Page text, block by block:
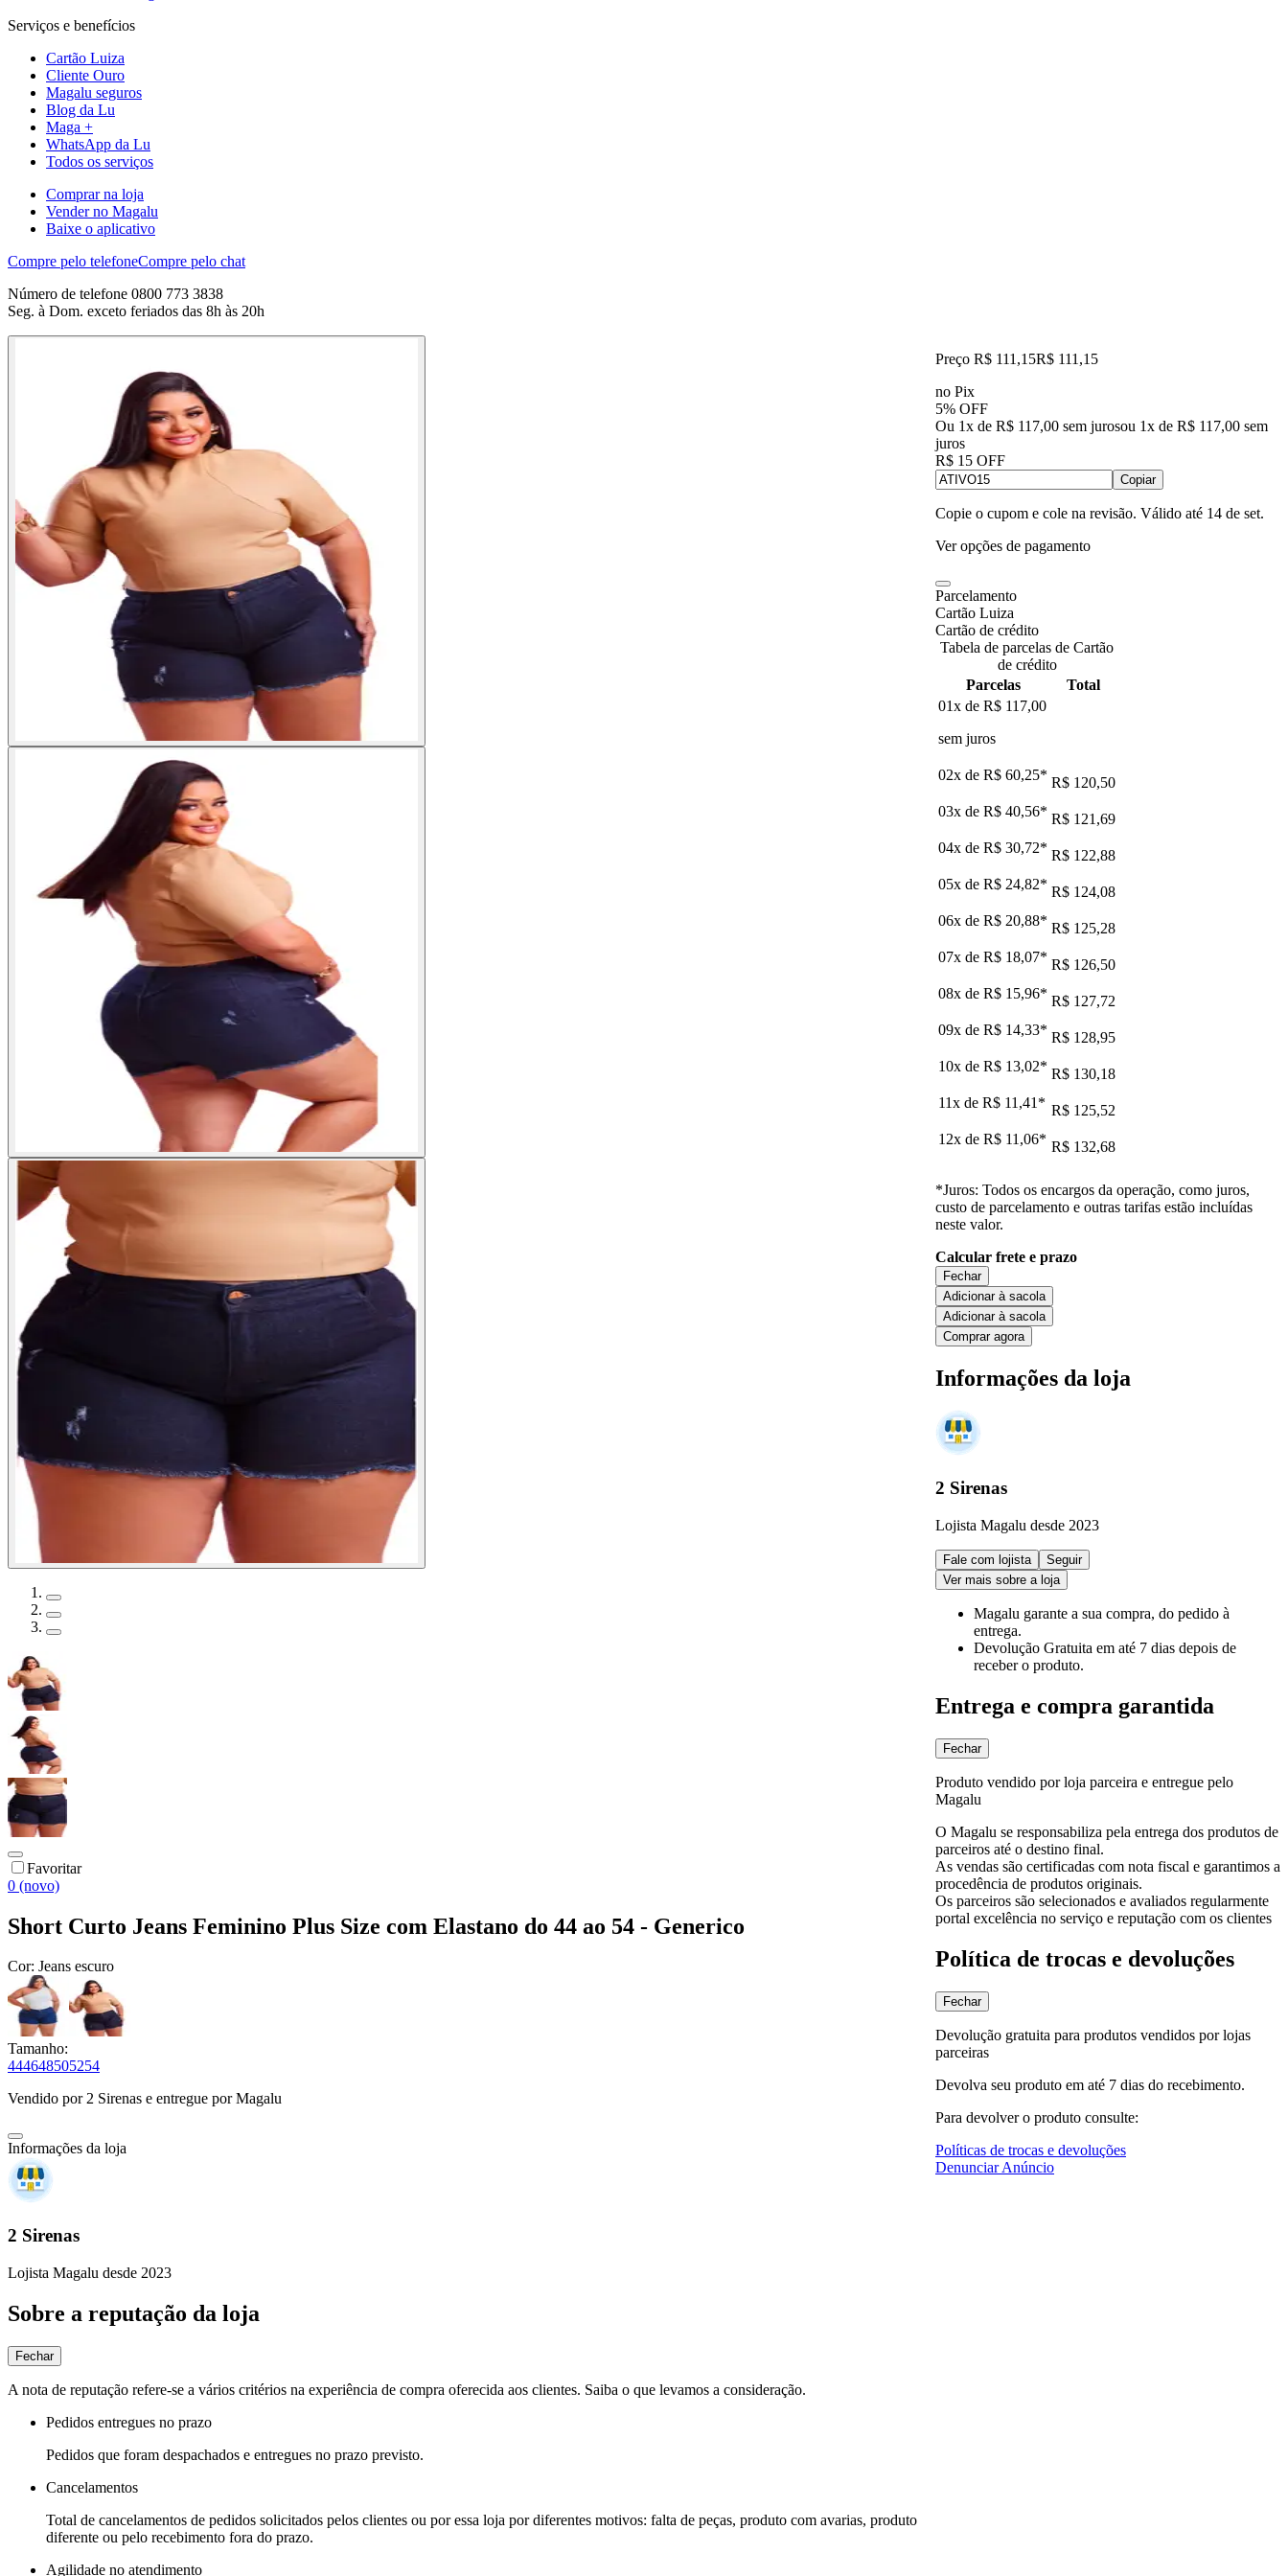
Serviços e benefícios
Cartão Luiza
Cliente Ouro
Magalu seguros
Blog da Lu
Maga +
WhatsApp da Lu
Todos os serviços
Comprar na loja
Vender no Magalu
Baixe o aplicativo
Compre pelo telefoneCompre pelo chat
Número de telefone 0800 773 3838
Seg. à Dom. exceto feriados das 8h às 20h
Favoritar
0 (novo)
Short Curto Jeans Feminino Plus Size com Elastano do 44 ao 54 - Generico
Cor: Jeans escuro
Tamanho:
444648505254
Vendido por2 Sirenas e entregue por Magalu
Informações da loja
2 Sirenas
Lojista Magalu desde 2023
Sobre a reputação da loja
Fechar
A nota de reputação refere-se a vários critérios na experiência de compra oferecida aos clientes. Saiba o que levamos a consideração.
Pedidos entregues no prazo
Pedidos que foram despachados e entregues no prazo previsto.
Cancelamentos
Total de cancelamentos de pedidos solicitados pelos clientes ou por essa loja por diferentes motivos: falta de peças, produto com avarias, produto
diferente ou pelo recebimento fora do prazo.
Agilidade no atendimento
Preço R$ 111,15R$ 111 ,15
no Pix
5% OFF
Ou 1x de R$ 117,00 sem jurosou 1x de R$ 117,00 sem
juros
R$ 15 OFF
Copiar
Copie o cupom e cole na revisão. Válido até 14 de set.
Ver opções de pagamento
Parcelamento
Cartão Luiza
Cartão de crédito
Tabela de parcelas de Cartão
de crédito
Parcelas
Total
01x de R$ 117,00
sem juros
02x de R$ 60,25* R$ 120,50
03x de R$ 40,56* R$ 121,69
04x de R$ 30,72* R$ 122,88
05x de R$ 24,82* R$ 124,08
06x de R$ 20,88* R$ 125,28
07x de R$ 18,07* R$ 126,50
08x de R$ 15,96* R$ 127,72
09x de R$ 14,33* R$ 128,95
10x de R$ 13,02* R$ 130,18
11x de R$ 11,41 * R$ 125,52
12x de R$ 11,06* R$ 132,68
*Juros: Todos os encargos da operação, como juros,
custo de parcelamento e outras tarifas estão incluídas
neste valor.
Calcular frete e prazo
Fechar
Adicionar à sacola
Adicionar à sacola
Comprar agora
Informações da loja
2 Sirenas
Lojista Magalu desde 2023
Fale com lojista
Seguir
Ver mais sobre a loja
Magalu garante a sua compra, do pedido à
entrega.
Devolução Gratuita em até 7 dias depois de
receber o produto.
Entrega e compra garantida
Fechar
Produto vendido por loja parceira e entregue pelo
Magalu
O Magalu se responsabiliza pela entrega dos produtos de
parceiros até o destino final.
As vendas são certificadas com nota fiscal e garantimos a
procedência de produtos originais.
Os parceiros são selecionados e avaliados regularmente
portal excelência no serviço e reputação com os clientes
Política de trocas e devoluções
Fechar
Devolução gratuita para produtos vendidos por lojas
parceiras
Devolva seu produto em até 7 dias do recebimento.
Para devolver o produto consulte:
Políticas de trocas e devoluções
Denunciar Anúncio